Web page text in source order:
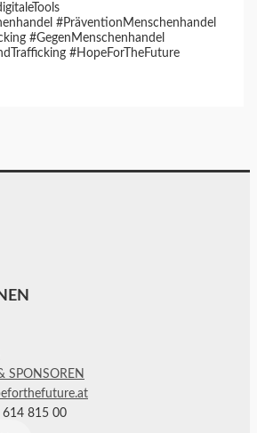
#PräventionMenschenhandel
#GegenMenschenhandel
#HopeForTheFuture
SPONSOREN
614 815 00